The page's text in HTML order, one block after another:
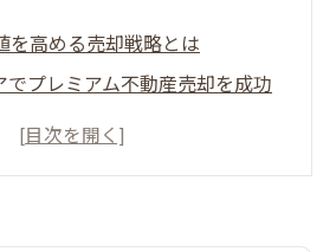
を高める売却戦略とは
でプレミアム不動産売却を成功
ための売却準備と流れを解説